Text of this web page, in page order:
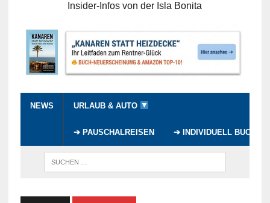
Insider-Infos von der Isla Bonita
NEWS URLAUB & AUTO
➔ PAUSCHALREISEN ➔ INDIVIDUELL BUCHEN